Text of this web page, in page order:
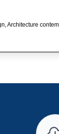
Architecture